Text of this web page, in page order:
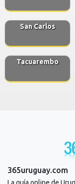
San Carlos
Tacuarembo
365uruguay.com